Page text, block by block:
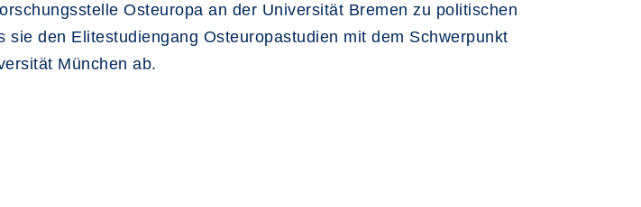
Osteuropa an der Universität Bremen zu politischen
den Elitestudiengang Osteuropastudien mit dem Schwerpunkt
München ab.